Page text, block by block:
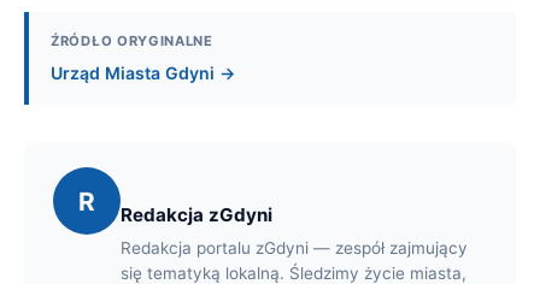
ŹRÓDŁO ORYGINALNE
Urząd Miasta Gdyni →
R Redakcja zGdyni
Redakcja portalu zGdyni — zespół zajmujący
się tematyką lokalną. Śledzimy życie miasta,